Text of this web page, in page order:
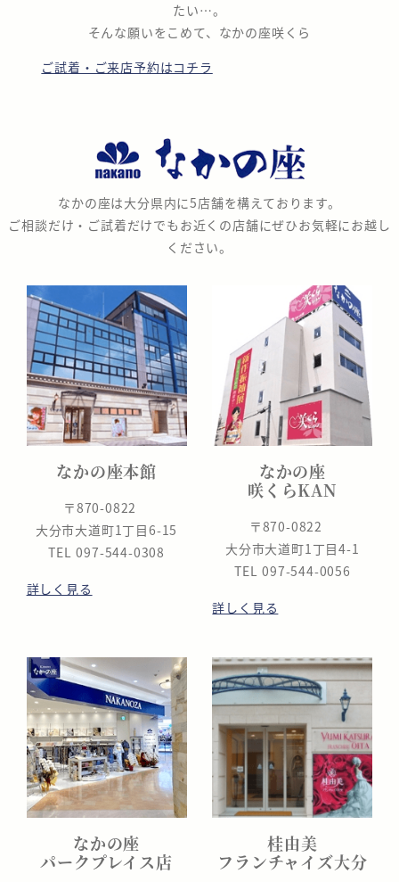
たい…。
そんな願いをこめて、なかの座咲くら
ご試着・ご来店予約はコチラ
座
なかの座は大分県内に5店舗を構えております。
ご相談だけ・ご試着だけでもお近くの店舗にぜひお気軽にお越し
ください。
なかの座本館
〒870-0822
大分市大道町1丁目6-15
TEL 097-544-0308
詳しく見る
なかの座
咲くらKAN
〒870-0822
大分市大道町1丁目4-1
TEL 097-544-0056
詳しく見る
なかの座
パークプレイス店
桂由美
フランチャイズ大分